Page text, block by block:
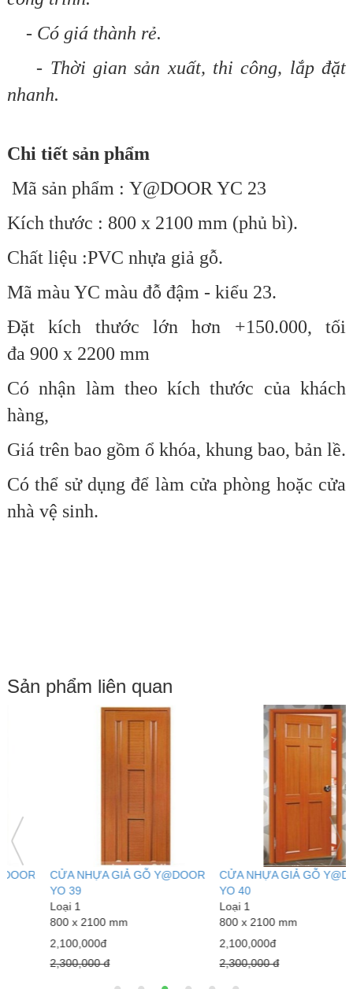
- Có giá thành rẻ.
- Thời gian sản xuất, thi công, lắp đặt
nhanh.
Chi tiết sản phẩm
Mã sản phẩm : Y@DOOR YC 23
Kích thước : 800 x 2100 mm (phủ bì).
Chất liệu :PVC nhựa giả gỗ.
Mã màu YC màu đỗ đậm - kiểu 23.
Đặt kích thước lớn hơn +150.000,tối
đa 900 x 2200 mm
Có nhận làm theo kích thước của khách
hàng,
Giá trên bao gồm ổ khóa, khung bao, bản lề.
Có thể sử dụng để làm cửa phòng hoặc cửa
nhà vệ sinh.
Sản phẩm liên quan
CỬA NHỰA GIẢ GỖ Y@DOOR
800 x 2100 mm
2,100,000đ
2,300,000 đ
CỬA NHỰA GIẢ GỖ Y@DOOR
800 x 2100 mm
2,100,000đ
2,300,000 đ